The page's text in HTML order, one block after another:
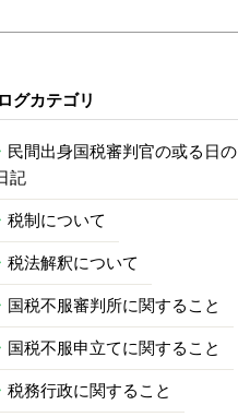
グカテゴリ
民間出身国税審判官の或る日の
記
税制について
税法解釈について
国税不服審判所に関すること
国税不服申立てに関すること
税務行政に関すること